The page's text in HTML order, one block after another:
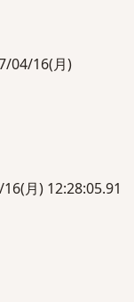
04/16(月)
月) 12:28:05.91